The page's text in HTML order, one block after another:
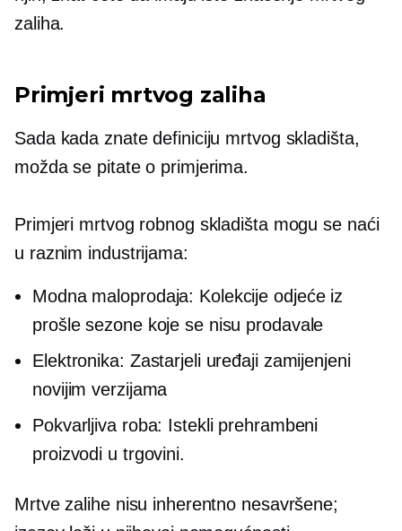
zaliha.
Primjeri mrtvog zaliha
Sada kada znate definiciju mrtvog skladišta,
možda se pitate o primjerima.
Primjeri mrtvog robnog skladišta mogu se naći
u raznim industrijama:
Modna maloprodaja: Kolekcije odjeće iz
prošle sezone koje se nisu prodavale
Elektronika: Zastarjeli uređaji zamijenjeni
novijim verzijama
Pokvarljiva roba: Istekli prehrambeni
proizvodi u trgovini.
Mrtve zalihe nisu inherentno nesavršene;